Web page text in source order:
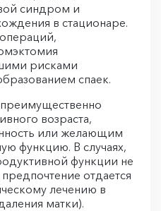
синдром и
в стационаре.
рисками
спаек.
возраста,
или желающим
функцию. В случаях,
функции не
отдается
лечению в
матки).